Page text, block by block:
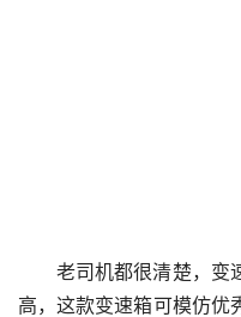
老司机都很清楚，变
高，这款变速箱可模仿优